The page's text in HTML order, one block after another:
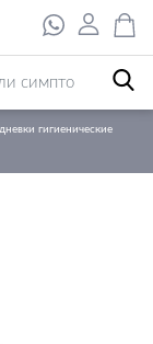
гигиенические